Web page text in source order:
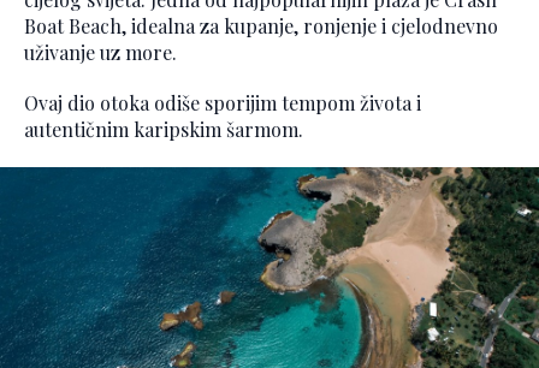
Boat Beach, idealna za kupanje, ronjenje i cjelodnevno
uživanje uz more.
Ovaj dio otoka odiše sporijim tempom života i
autentičnim karipskim šarmom.